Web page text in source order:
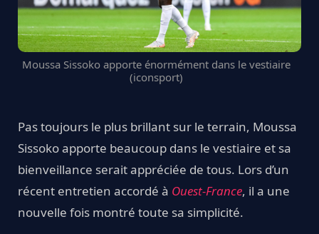
Moussa Sissoko apporte énormément dans le vestiaire
(iconsport)
Pas toujours le plus brillant sur le terrain, Moussa
Sissoko apporte beaucoup dans le vestiaire et sa
bienveillance serait appréciée de tous. Lors d’un
récent entretien accordé à Ouest-France, il a une
nouvelle fois montré toute sa simplicité.